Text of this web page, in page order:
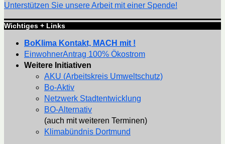
Unterstützen Sie unsere Arbeit mit einer Spende!
Wichtiges + Links
BoKlima Kontakt, MACH mit !
EinwohnerAntrag 100% Ökostrom
Weitere Initiativen
AKU (Arbeitskreis Umweltschutz)
Bo-Aktiv
Netzwerk Stadtentwicklung
BO-Alternativ
(auch mit weiteren Terminen)
Klimabündnis Dortmund